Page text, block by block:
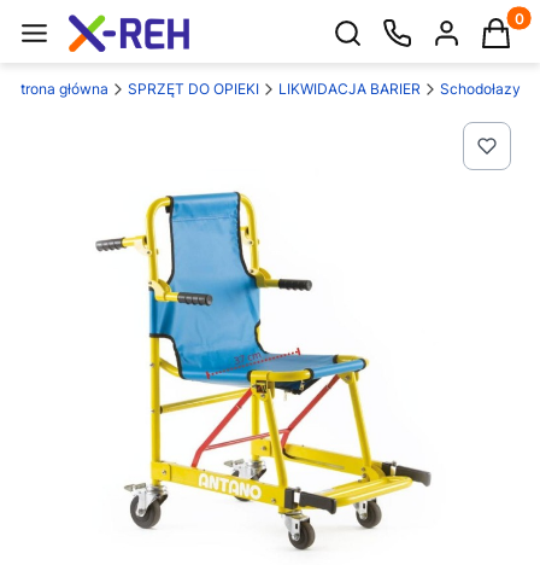
Otwórz wyszukiwarkę
Strona główna SPRZĘT DO OPIEKI LIKWIDACJA BARIER Schodołazy